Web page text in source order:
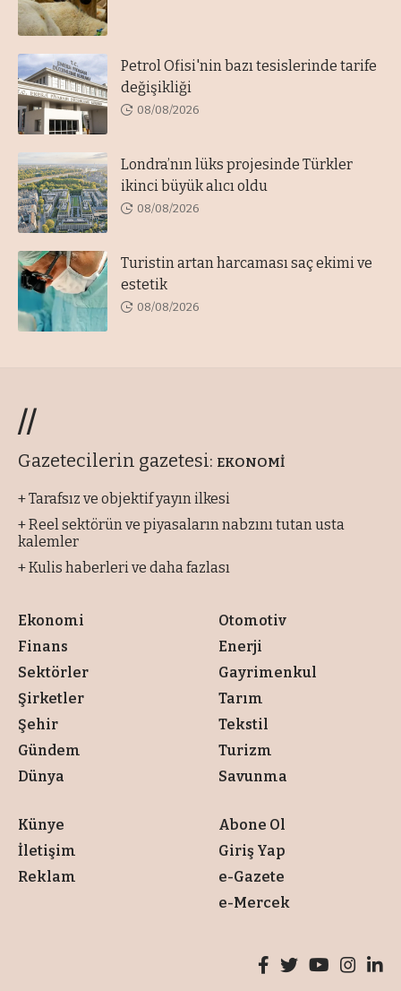
Petrol Ofisi'nin bazı tesislerinde tarife
değişikliği
08/08/2026
Londra’nın lüks projesinde Türkler
ikinci büyük alıcı oldu
08/08/2026
Turistin artan harcaması saç ekimi ve
estetik
08/08/2026
//
Gazetecilerin gazetesi: EKONOMİ
+ Tarafsız ve objektif yayın ilkesi
+ Reel sektörün ve piyasaların nabzını tutan usta
kalemler
+ Kulis haberleri ve daha fazlası
Ekonomi
Finans
Sektörler
Şirketler
Şehir
Gündem
Dünya
Otomotiv
Enerji
Gayrimenkul
Tarım
Tekstil
Turizm
Savunma
Künye
İletişim
Reklam
Abone Ol
Giriş Yap
e-Gazete
e-Mercek